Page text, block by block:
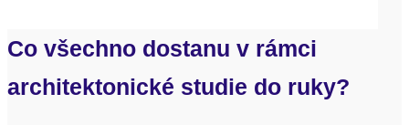
Co všechno dostanu v rámci
architektonické studie do ruky?